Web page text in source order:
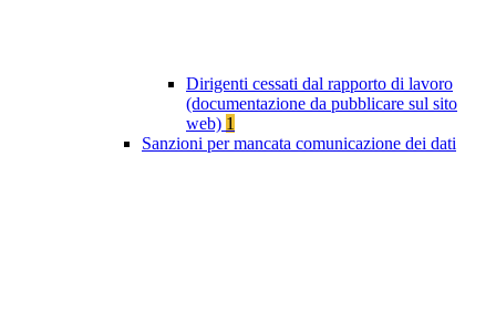
Dirigenti cessati dal rapporto di lavoro
(documentazione da pubblicare sul sito
web) 1
Sanzioni per mancata comunicazione dei dati